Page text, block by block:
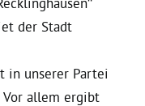
der Stadt
in unserer Partei
Vor allem ergibt